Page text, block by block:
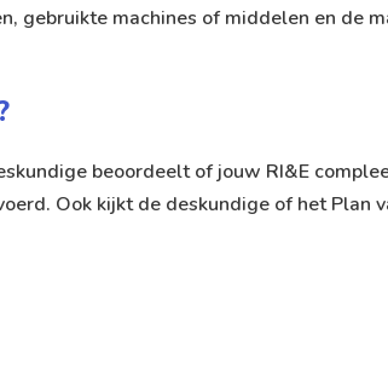
gebruikte machines of middelen en de
beoordeelt of jouw RI&E
Ook kijkt de deskundige of het Plan